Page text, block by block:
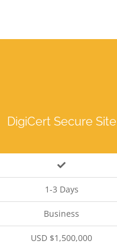
DigiCert Secure Site
1-3 Days
Business
USD $1,500,000